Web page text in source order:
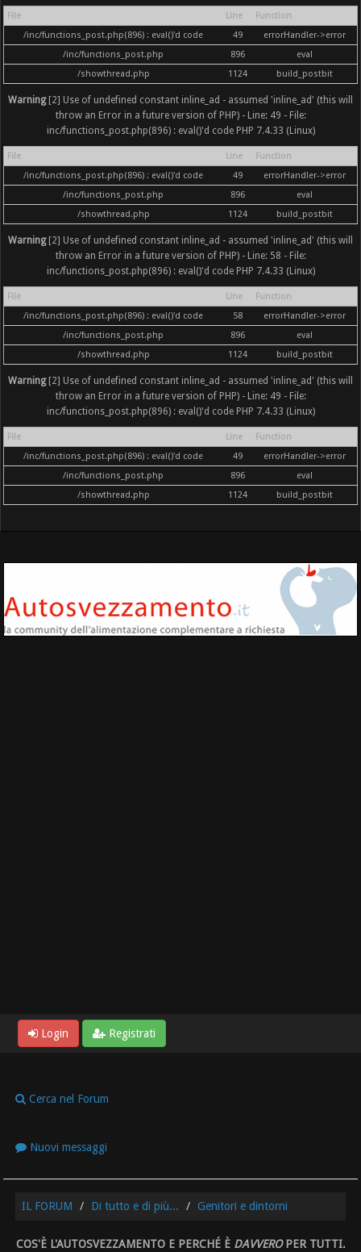
File Line
Function
/inc/functions_post.php(896) : eval()'d code
49
errorHandler->error
/inc/functions_post.php
896
eval
/showthread.php
1124 build_postbit
Warning[2] Use of undefined constant inline_ad - assumed 'inline_ad' (this will
throw an Error in a future version of PHP) - Line: 49 - File:
inc/functions_post.php(896) : eval()'d code PHP 7.4.33 (Linux)
File Line
Function
/inc/functions_post.php(896) : eval()'d code
49
errorHandler->error
/inc/functions_post.php
896
eval
/showthread.php
1124 build_postbit
Warning[2] Use of undefined constant inline_ad - assumed 'inline_ad' (this will
throw an Error in a future version of PHP) - Line: 58 - File:
inc/functions_post.php(896) : eval()'d code PHP 7.4.33 (Linux)
File Line
Function
/inc/functions_post.php(896) : eval()'d code
58
errorHandler->error
/inc/functions_post.php
896
eval
/showthread.php
1124 build_postbit
Warning[2] Use of undefined constant inline_ad - assumed 'inline_ad' (this will
throw an Error in a future version of PHP) - Line: 49 - File:
inc/functions_post.php(896) : eval()'d code PHP 7.4.33 (Linux)
File Line
Function
/inc/functions_post.php(896) : eval()'d code
49
errorHandler->error
/inc/functions_post.php
896
eval
/showthread.php
1124 build_postbit
Login Registrati
Cerca nel Forum
Nuovi messaggi
IL FORUM Di tutto e di più... Genitori e dintorni
COS'È L'AUTOSVEZZAMENTO E PERCHÉ È DAVVEROPER TUTTI.